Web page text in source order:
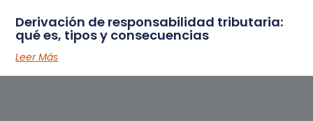
Derivación de responsabilidad tributaria:
qué es, tipos y consecuencias
Leer Más